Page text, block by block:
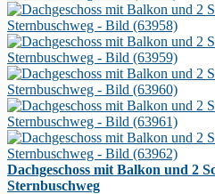
Dachgeschoss mit Balkon und 2
Sternbuschweg